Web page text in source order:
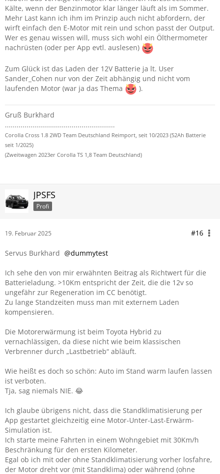
Kälte, wenn der Benzinmotor klar länger läuft als im Sommer.
Mehr Last kann ich ihm im Prinzip auch nicht abfordern, der
wirft einfach den E-Motor mit rein und schon passt der Output.
Wer es genau wissen will, muss sich wohl ein Ölthermometer
nachrüsten (oder per App evtl. auslesen)
Zum Glück ist das Laden der 12V Batterie ja lt. User
Sander_Cohen nur von der Zeit abhängig und nicht vom
laufenden Motor (war ja das Thema
).
Gruß Burkhard
........................................................
Corolla Cross 1.8 2WD Team Deutschland Reimport, seit 10/2023 (52Ah Batterie
seit 1/2025)
(Zweitwagen 2023er Corolla TS 1,8 Team Deutschland)
JPSFS
Profi
19. Februar 2025 #16
Servus Burkhard dummytest
Ich sehe den von mir erwähnten Beitrag als Richtwert für die
Batterieladung. >10Km entspricht der Zeit, die die 12v so
ungefähr zur Regeneration im CC benötigt.
Zu lange Standzeiten muss man mit externem Laden
kompensieren.
Die Motorerwärmung ist beim Toyota Hybrid zu
vernachlässigen, da diese nicht wie beim klassischen
Verbrenner durch „Lastbetrieb“ abläuft.
Wie heißt es doch so schön: Auto im Stand warm laufen lassen
ist verboten.
Tja, sag niemals NIE. 😂
Ich glaube übrigens nicht, dass die Standklimatisierung per
App gestartet gleichzeitig eine Motor-Unter-Last-Erwärm-
Simulation ist.
Ich starte meine Fahrten in einem Wohngebiet mit 30Km/h
Beschränkung für den ersten Kilometer.
Egal ob ich mit oder ohne Standklimatisierung vorher losfahre,
der Motor dreht vor (mit Standklima) oder während (ohne